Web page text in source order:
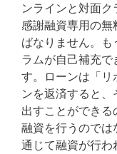
ンラインと対面
感謝融資専用の
ばなりません。
ラムが自己補充
す。ローンは「
ンを返済すると
出すことができ
融資を行うので
通じて融資が行わ